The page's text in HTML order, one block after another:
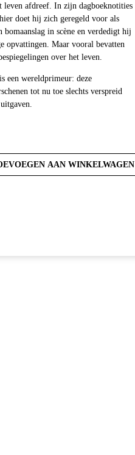
leven afdreef. In zijn dagboeknotities
doet hij zich geregeld voor als
bomaanslag in scène en verdedigt hij
opvattingen. Maar vooral bevatten
over het leven.
een wereldprimeur: deze
tot nu toe slechts verspreid
AAN WINKELWAGEN